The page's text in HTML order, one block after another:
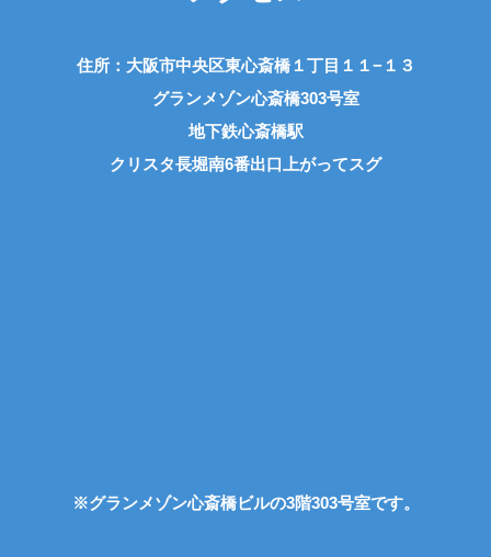
住所：大阪市中央区東心斎橋１丁目１１−１３
グランメゾン心斎橋303号室
地下鉄心斎橋駅
クリスタ長堀南6番出口上がってスグ
※グランメゾン心斎橋ビルの3階303号室です。